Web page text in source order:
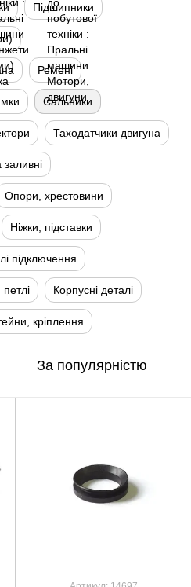
Підшипники
Ремені
Сальники
Таходатчики двигуна
Опори, хрестовини
Ніжки, підставки
підключення
Корпусні деталі
кріплення
За популярністю